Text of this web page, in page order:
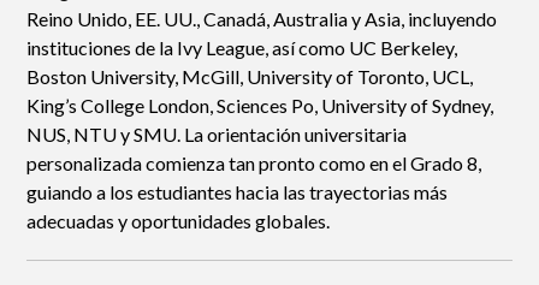
Reino Unido, EE. UU., Canadá, Australia y Asia, incluyendo
instituciones de la Ivy League, así como UC Berkeley,
Boston University, McGill, University of Toronto, UCL,
King’s College London, Sciences Po, University of Sydney,
NUS, NTU y SMU. La orientación universitaria
personalizada comienza tan pronto como en el Grado 8,
guiando a los estudiantes hacia las trayectorias más
adecuadas y oportunidades globales.